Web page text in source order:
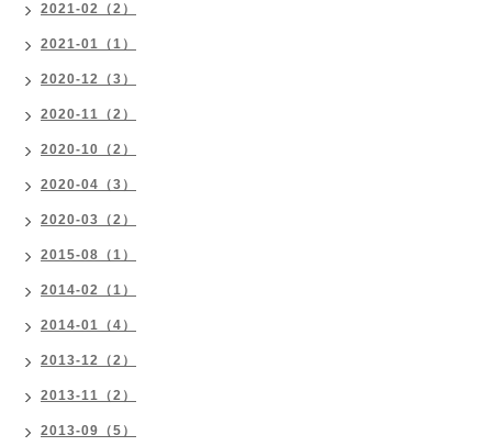
2021-02（2）
2021-01（1）
2020-12（3）
2020-11（2）
2020-10（2）
2020-04（3）
2020-03（2）
2015-08（1）
2014-02（1）
2014-01（4）
2013-12（2）
2013-11（2）
2013-09（5）